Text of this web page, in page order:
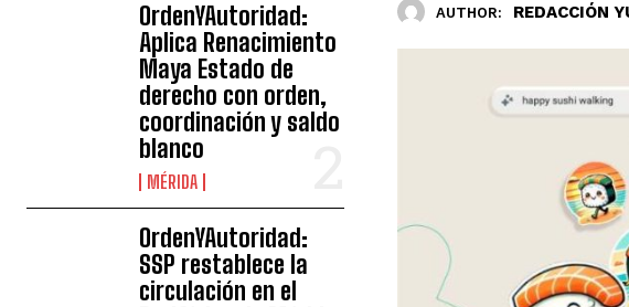
OrdenYAutoridad:
Aplica Renacimiento
Maya Estado de
derecho con orden,
coordinación y saldo
blanco
MÉRIDA
OrdenYAutoridad:
SSP restablece la
circulación en el
AUTHOR: REDACCIÓN